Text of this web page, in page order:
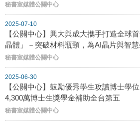
秘書室媒體公關中心
2025-07-10
【公關中心】興大與成大攜手打造全球
晶體」－突破材料瓶頸，為AI晶片與智
秘書室媒體公關中心
2025-06-30
【公關中心】鼓勵優秀學生攻讀博士學
4,300萬博士生獎學金補助全台第五
秘書室媒體公關中心